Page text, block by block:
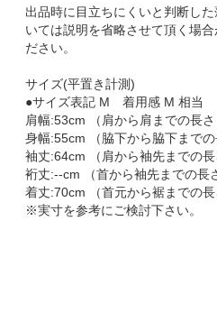
出品時に目立ちにくいと判断し
いては説明を省略させて頂く場
ださい。
サイズ(平置き計測)
●サイズ表記 M 着用感 M 相当
肩幅:53cm （肩から肩までの長さ
身幅:55cm （脇下から脇下までの
袖丈:64cm （肩から袖先までの長
裄丈:--cm （首から袖先までの長
着丈:70cm （首元から裾までの長
※実寸を参考にご検討下さい。